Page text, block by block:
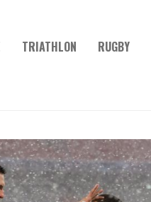
TRIATHLON RUGBY